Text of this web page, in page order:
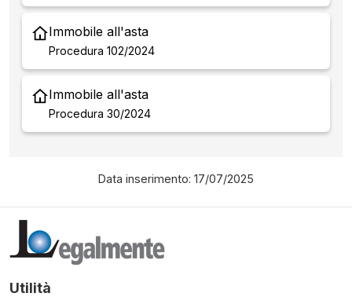
Immobile all'asta
Procedura 102/2024
Immobile all'asta
Procedura 30/2024
Data inserimento: 17/07/2025
Utilità